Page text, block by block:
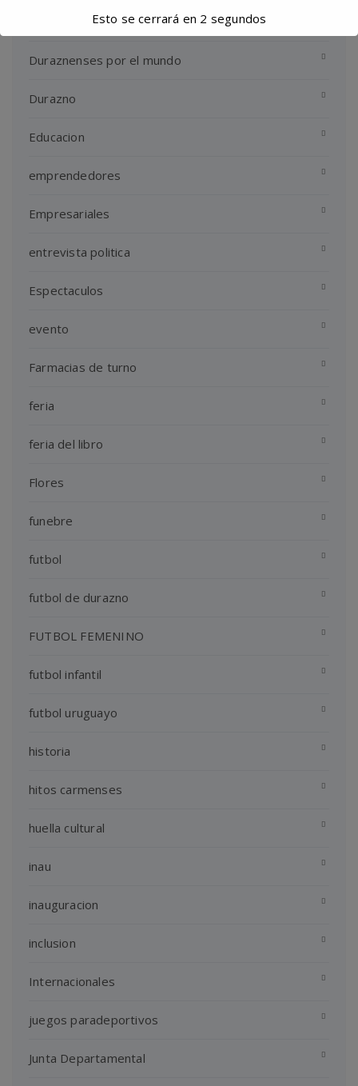
Dia Internacional
Duraznenses por el mundo
Durazno
Educacion
emprendedores
Empresariales
entrevista politica
Espectaculos
evento
Farmacias de turno
feria
feria del libro
Flores
funebre
futbol
futbol de durazno
FUTBOL FEMENINO
futbol infantil
futbol uruguayo
historia
hitos carmenses
huella cultural
inau
inauguracion
inclusion
Internacionales
juegos paradeportivos
Junta Departamental
Esto se cerrará en 2 segundos